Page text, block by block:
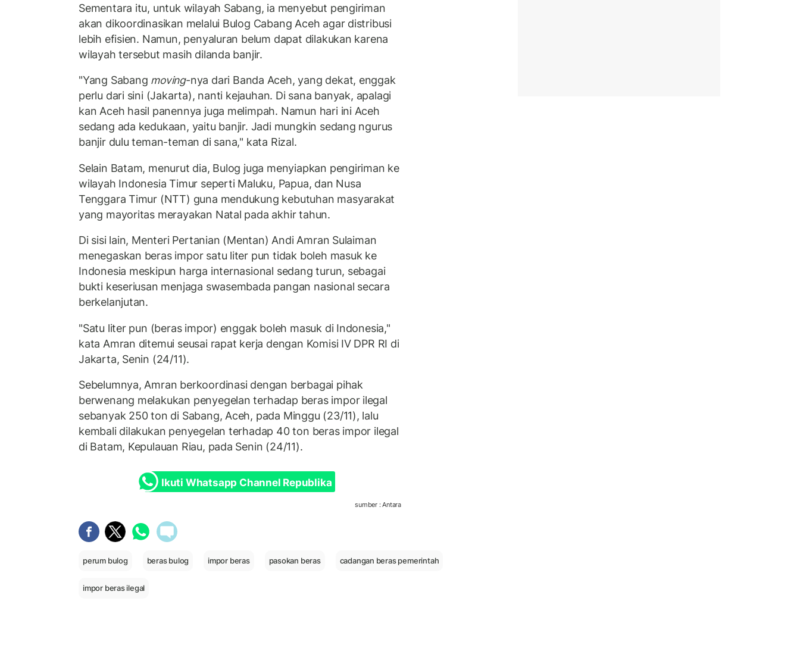
Sementara itu, untuk wilayah Sabang, ia menyebut pengiriman
akan dikoordinasikan melalui Bulog Cabang Aceh agar distribusi
lebih efisien. Namun, penyaluran belum dapat dilakukan karena
wilayah tersebut masih dilanda banjir.
"Yang Sabang moving-nya dari Banda Aceh, yang dekat, enggak
perlu dari sini (Jakarta), nanti kejauhan. Di sana banyak, apalagi
kan Aceh hasil panennya juga melimpah. Namun hari ini Aceh
sedang ada kedukaan, yaitu banjir. Jadi mungkin sedang ngurus
banjir dulu teman-teman di sana," kata Rizal.
Selain Batam, menurut dia, Bulog juga menyiapkan pengiriman ke
wilayah Indonesia Timur seperti Maluku, Papua, dan Nusa
Tenggara Timur (NTT) guna mendukung kebutuhan masyarakat
yang mayoritas merayakan Natal pada akhir tahun.
Di sisi lain, Menteri Pertanian (Mentan) Andi Amran Sulaiman
menegaskan beras impor satu liter pun tidak boleh masuk ke
Indonesia meskipun harga internasional sedang turun, sebagai
bukti keseriusan menjaga swasembada pangan nasional secara
berkelanjutan.
"Satu liter pun (beras impor) enggak boleh masuk di Indonesia,"
kata Amran ditemui seusai rapat kerja dengan Komisi IV DPR RI di
Jakarta, Senin (24/11).
Sebelumnya, Amran berkoordinasi dengan berbagai pihak
berwenang melakukan penyegelan terhadap beras impor ilegal
sebanyak 250 ton di Sabang, Aceh, pada Minggu (23/11), lalu
kembali dilakukan penyegelan terhadap 40 ton beras impor ilegal
di Batam, Kepulauan Riau, pada Senin (24/11).
Ikuti Whatsapp Channel Republika
sumber : Antara
perum bulog beras bulog impor beras pasokan beras cadangan beras pemerintah
impor beras ilegal